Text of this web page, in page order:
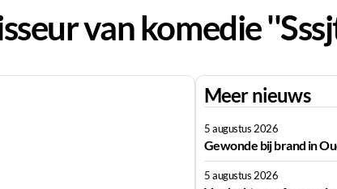
van komedie
Meer nieuws
5 augustus 2026
Gewonde bij brand in
5 augustus 2026